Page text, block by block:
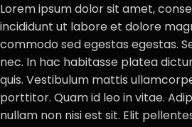
Lorem ipsum dolor sit amet,
incididunt ut labore et dolore
commodo sed egestas egestas.
nec. In hac habitasse platea
quis. Vestibulum mattis
porttitor. Quam id leo in vitae.
nullam non nisi est sit. Elit